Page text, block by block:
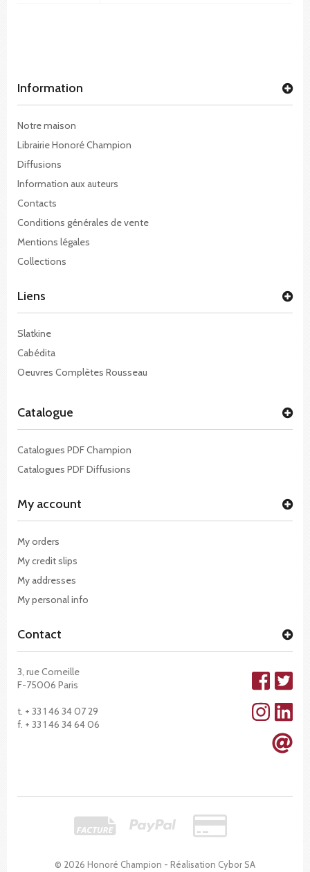
Information
Notre maison
Librairie Honoré Champion
Diffusions
Information aux auteurs
Contacts
Conditions générales de vente
Mentions légales
Collections
© 2026 Honoré Champion - Réalisation Cybor SA
Liens
Slatkine
Cabédita
Oeuvres Complètes Rousseau
Catalogue
Catalogues PDF Champion
Catalogues PDF Diffusions
My account
My orders
My credit slips
My addresses
My personal info
Contact
3, rue Corneille
F-75006 Paris
t. + 33 1 46 34 07 29
f. + 33 1 46 34 64 06